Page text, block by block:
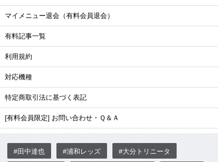
マイメニュー退会（有料会員退会）
有料記事一覧
利用規約
対応機種
特定商取引法に基づく表記
[有料会員限定] お問い合わせ・Ｑ＆Ａ
#田中達也 #浦和レッズ #大分トリニータ